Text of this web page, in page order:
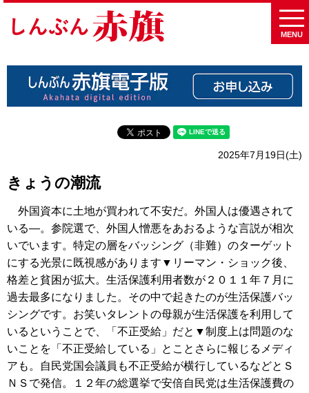
MENU
2025年7月19日(土)
きょうの潮流
外国資本に土地が買われて不安だ。外国人は優遇されて
いる―。参院選で、外国人憎悪をあおるような言説が相次
いでいます。特定の層をバッシング（非難）のターゲット
にする光景に既視感があります▼リーマン・ショック後、
格差と貧困が拡大。生活保護利用者数が２０１１年７月に
過去最多になりました。その中で起きたのが生活保護バッ
シングです。お笑いタレントの母親が生活保護を利用して
いるということで、「不正受給」だと▼制度上は問題のな
いことを「不正受給している」とことさらに報じるメディ
アも。自民党国会議員も不正受給が横行しているなどとＳ
ＮＳで発信。１２年の総選挙で安倍自民党は生活保護費の